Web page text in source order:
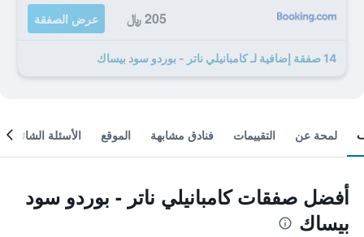
205 ﷼ عرض الصفقة
14 صفقة إضافية لـ كامبانيلي ناتر - بوردو سود بيساك
لمحة عن التقييمات فنادق مشابهة الموقع الأسئلة الشائعة
أفضل صفقات كامبانيلي ناتر - بوردو سود
بيساك